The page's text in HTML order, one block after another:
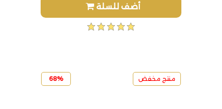
أضف للسلة
68% منتج مخفض